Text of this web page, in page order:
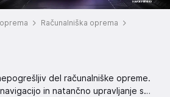
Računalniška oprema
del računalniške opreme.
in natančno upravljanje s